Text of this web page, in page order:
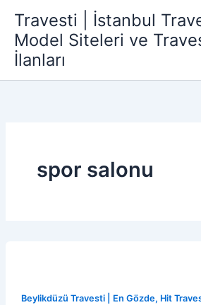
Travesti | İstanbul
Model Siteleri ve
İlanları
spor salonu
Beylikdüzü Travesti | En Gözde, Hit